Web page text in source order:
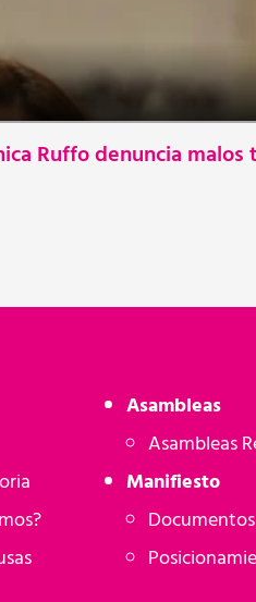
Ruffo denuncia
Asambleas
Asambleas
Manifiesto